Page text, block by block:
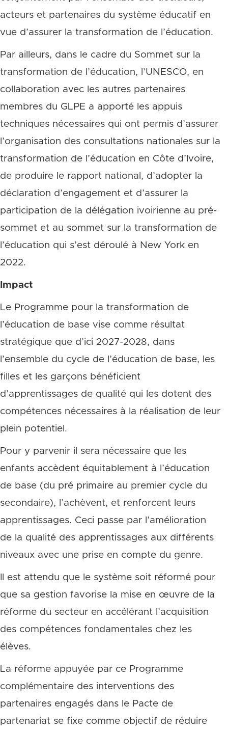
acteurs et partenaires du système éducatif en
vue d’assurer la transformation de l’éducation.
Par ailleurs, dans le cadre du Sommet sur la
transformation de l’éducation, l’UNESCO, en
collaboration avec les autres partenaires
membres du GLPE a apporté les appuis
techniques nécessaires qui ont permis d’assurer
l’organisation des consultations nationales sur la
transformation de l’éducation en Côte d’Ivoire,
de produire le rapport national, d’adopter la
déclaration d’engagement et d’assurer la
participation de la délégation ivoirienne au pré-
sommet et au sommet sur la transformation de
l’éducation qui s’est déroulé à New York en
2022.
Impact
Le Programme pour la transformation de
l’éducation de base vise comme résultat
stratégique que d’ici 2027-2028, dans
l’ensemble du cycle de l’éducation de base, les
filles et les garçons bénéficient
d’apprentissages de qualité qui les dotent des
compétences nécessaires à la réalisation de leur
plein potentiel.
Pour y parvenir il sera nécessaire que les
enfants accèdent équitablement à l’éducation
de base (du pré primaire au premier cycle du
secondaire), l’achèvent, et renforcent leurs
apprentissages. Ceci passe par l’amélioration
de la qualité des apprentissages aux différents
niveaux avec une prise en compte du genre.
Il est attendu que le système soit réformé pour
que sa gestion favorise la mise en œuvre de la
réforme du secteur en accélérant l’acquisition
des compétences fondamentales chez les
élèves.
La réforme appuyée par ce Programme
complémentaire des interventions des
partenaires engagés dans le Pacte de
partenariat se fixe comme objectif de réduire